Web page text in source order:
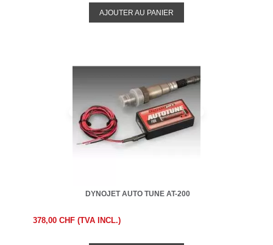
AJOUTER AU PANIER
DYNOJET AUTO TUNE AT-200
378,00 CHF (TVA INCL.)